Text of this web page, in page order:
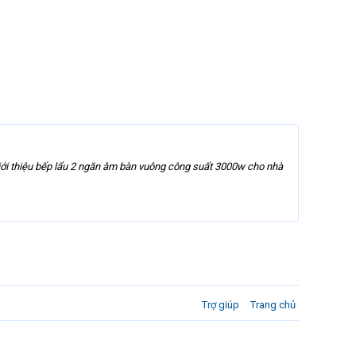
thiệu bếp lẩu 2 ngăn âm bàn vuông công suất 3000w cho nhà
Trợ giúp Trang chủ